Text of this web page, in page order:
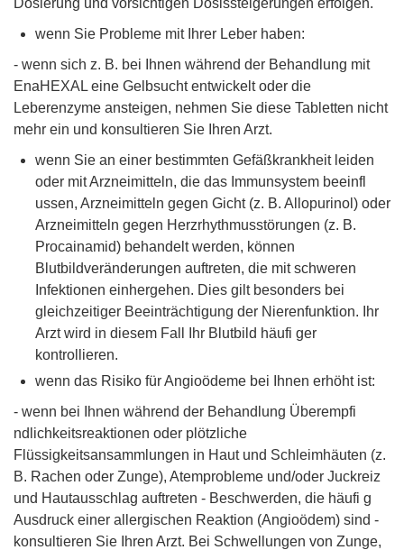
Dosierung und vorsichtigen Dosissteigerungen erfolgen.
wenn Sie Probleme mit Ihrer Leber haben:
- wenn sich z. B. bei Ihnen während der Behandlung mit
EnaHEXAL eine Gelbsucht entwickelt oder die
Leberenzyme ansteigen, nehmen Sie diese Tabletten nicht
mehr ein und konsultieren Sie Ihren Arzt.
wenn Sie an einer bestimmten Gefäßkrankheit leiden
oder mit Arzneimitteln, die das Immunsystem beeinfl
ussen, Arzneimitteln gegen Gicht (z. B. Allopurinol) oder
Arzneimitteln gegen Herzrhythmusstörungen (z. B.
Procainamid) behandelt werden, können
Blutbildveränderungen auftreten, die mit schweren
Infektionen einhergehen. Dies gilt besonders bei
gleichzeitiger Beeinträchtigung der Nierenfunktion. Ihr
Arzt wird in diesem Fall Ihr Blutbild häufi ger
kontrollieren.
wenn das Risiko für Angioödeme bei Ihnen erhöht ist:
- wenn bei Ihnen während der Behandlung Überempfi
ndlichkeitsreaktionen oder plötzliche
Flüssigkeitsansammlungen in Haut und Schleimhäuten (z.
B. Rachen oder Zunge), Atemprobleme und/oder Juckreiz
und Hautausschlag auftreten - Beschwerden, die häufi g
Ausdruck einer allergischen Reaktion (Angioödem) sind -
konsultieren Sie Ihren Arzt. Bei Schwellungen von Zunge,